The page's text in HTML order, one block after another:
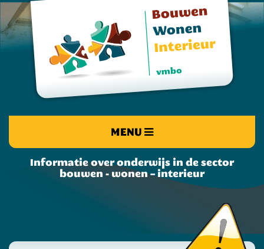
MENU
Informatie over onderwijs in de sector
bouwen - wonen – interieur